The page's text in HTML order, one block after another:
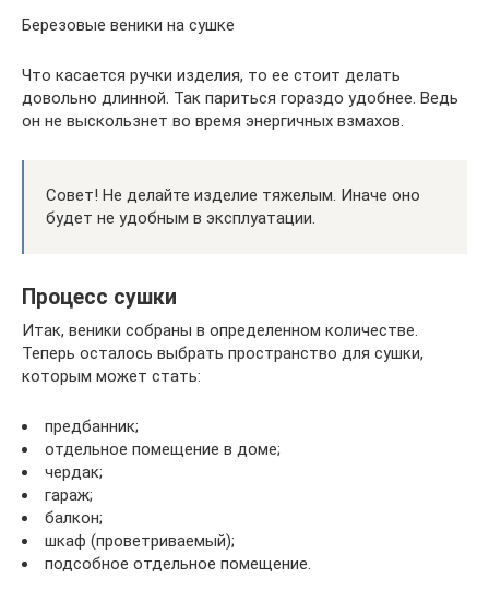
Березовые веники на сушке
Что касается ручки изделия, то ее стоит делать
довольно длинной. Так париться гораздо удобнее. Ведь
он не выскользнет во время энергичных взмахов.
Совет! Не делайте изделие тяжелым. Иначе оно
будет не удобным в эксплуатации.
Процесс сушки
Итак, веники собраны в определенном количестве.
Теперь осталось выбрать пространство для сушки,
которым может стать:
предбанник;
отдельное помещение в доме;
чердак;
гараж;
балкон;
шкаф (проветриваемый);
подсобное отдельное помещение.